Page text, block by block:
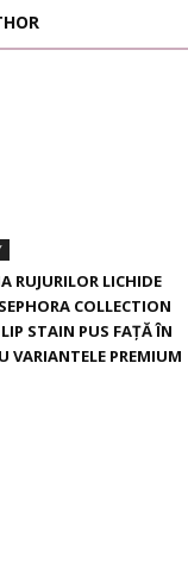
RUJURILOR LICHIDE
COLLECTION
STAIN PUS FAȚĂ ÎN
VARIANTELE PREMIUM